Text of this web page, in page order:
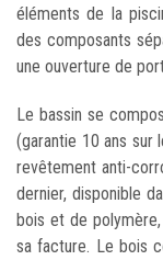
éléments de la
des composants
une ouverture de
Le bassin se
(garantie 10 ans sur
revêtement anti-
dernier, disponible
bois et de
sa facture. Le bois